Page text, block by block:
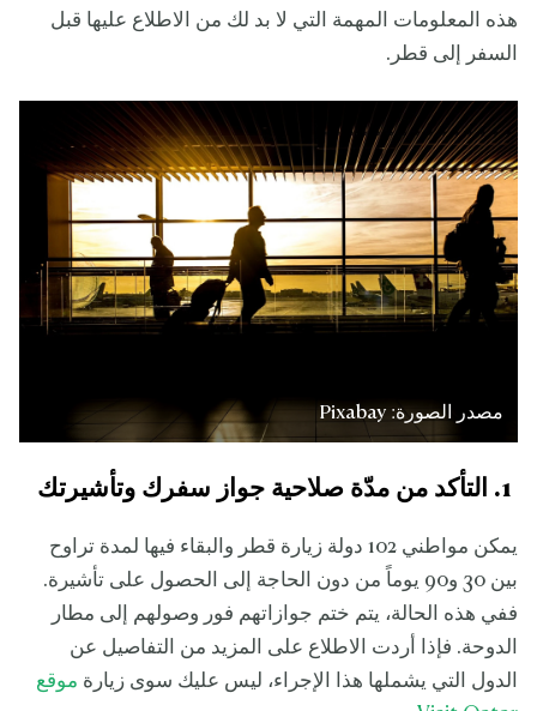
هذه المعلومات المهمة التي لا بد لك من الاطلاع عليها قبل
السفر إلى قطر.
مصدر الصورة: Pixabay
يمكن مواطني 102 دولة زيارة قطر والبقاء فيها لمدة تراوح
بين 30 و90 يوماً من دون الحاجة إلى الحصول على تأشيرة.
ففي هذه الحالة، يتم ختم جوازاتهم فور وصولهم إلى مطار
الدوحة. فإذا أردت الاطلاع على المزيد من التفاصيل عن
الدول التي يشملها هذا الإجراء، ليس عليك سوى زيارة موقع